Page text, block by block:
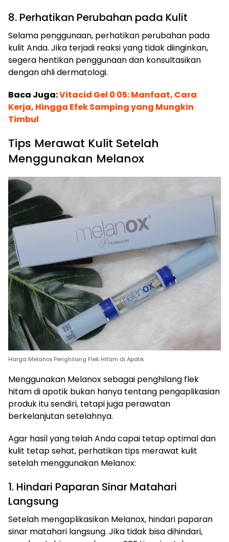
8. Perhatikan Perubahan pada Kulit
Selama penggunaan, perhatikan perubahan pada
kulit Anda. Jika terjadi reaksi yang tidak diinginkan,
segera hentikan penggunaan dan konsultasikan
dengan ahli dermatologi.
Baca Juga:Vitacid Gel 0 05: Manfaat, Cara
Kerja, Hingga Efek Samping yang Mungkin
Timbul
Tips Merawat Kulit Setelah
Menggunakan Melanox
Harga Melanox Penghilang Flek Hitam di Apotik
Menggunakan Melanox sebagai penghilang flek
hitam di apotik bukan hanya tentang pengaplikasian
produk itu sendiri, tetapi juga perawatan
berkelanjutan setelahnya.
Agar hasil yang telah Anda capai tetap optimal dan
kulit tetap sehat, perhatikan tips merawat kulit
setelah menggunakan Melanox:
1. Hindari Paparan Sinar Matahari
Langsung
Setelah mengaplikasikan Melanox, hindari paparan
sinar matahari langsung. Jika tidak bisa dihindari,